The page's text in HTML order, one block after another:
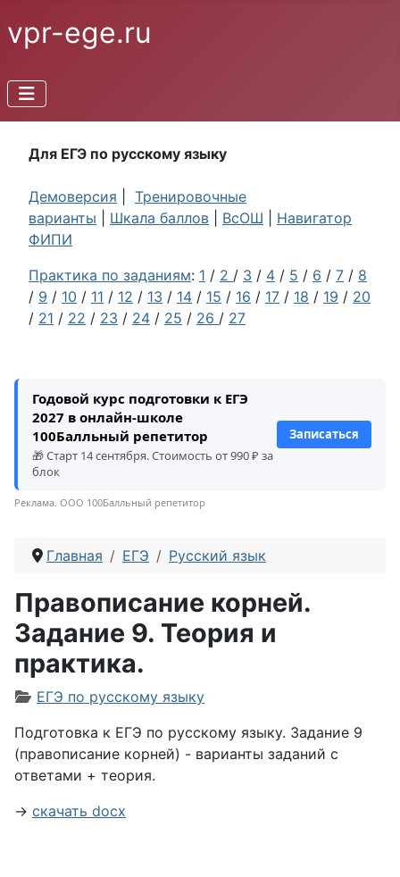
vpr-ege.ru
Для ЕГЭ по русскому языку
Демоверсия
Тренировочные
варианты
Шкала баллов ВсОШ
Навигатор
ФИПИ
Практика по заданиям: 1 / 2 / 3 / 4 / 5 / 6 / 7 / 8
/ 9 / 10 / 11 / 12 / 13 / 14 / 15 / 16 / 17 / 18 / 19 / 20
/ 21 / 22 / 23 / 24 / 25 / 26 / 27
Годовой курс подготовки к ЕГЭ
2027 в онлайн-школе
100Балльный репетитор
🎁 Старт 14 сентября. Стоимость от 990 ₽ за
блок
Записаться
Реклама. ООО 100Балльный репетитор
Главная ЕГЭ Русский язык
Правописание корней.
Задание 9. Теория и
практика.
Информация о материале
ЕГЭ по русскому языку
Подготовка к ЕГЭ по русскому языку. Задание 9
(правописание корней) - варианты заданий с
ответами + теория.
→ скачать docx